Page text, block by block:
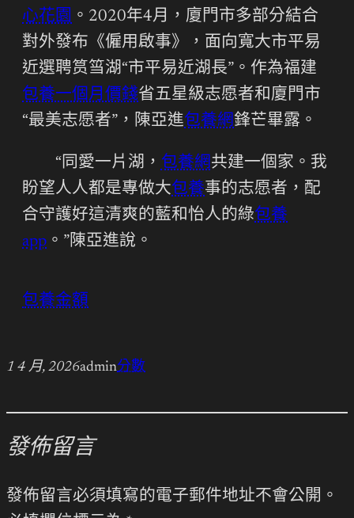
心花園 。2020年4月，廈門市多部分結合
對外發布《僱用啟事》，面向寬大市平易
近選聘筼筜湖“市平易近湖長”。作為福建
包養一個月價錢省五星級志愿者和廈門市
“最美志愿者”，陳亞進包養網鋒芒畢露。
“同愛一片湖， 包養網共建一個家。我
盼望人人都是專做大包養事的志愿者，配
合守護好這清爽的藍和怡人的綠包養
app 。”陳亞進說。
包養金額
1 4 月, 2026admin分數
發佈留言
發佈留言必須填寫的電子郵件地址不會公開。